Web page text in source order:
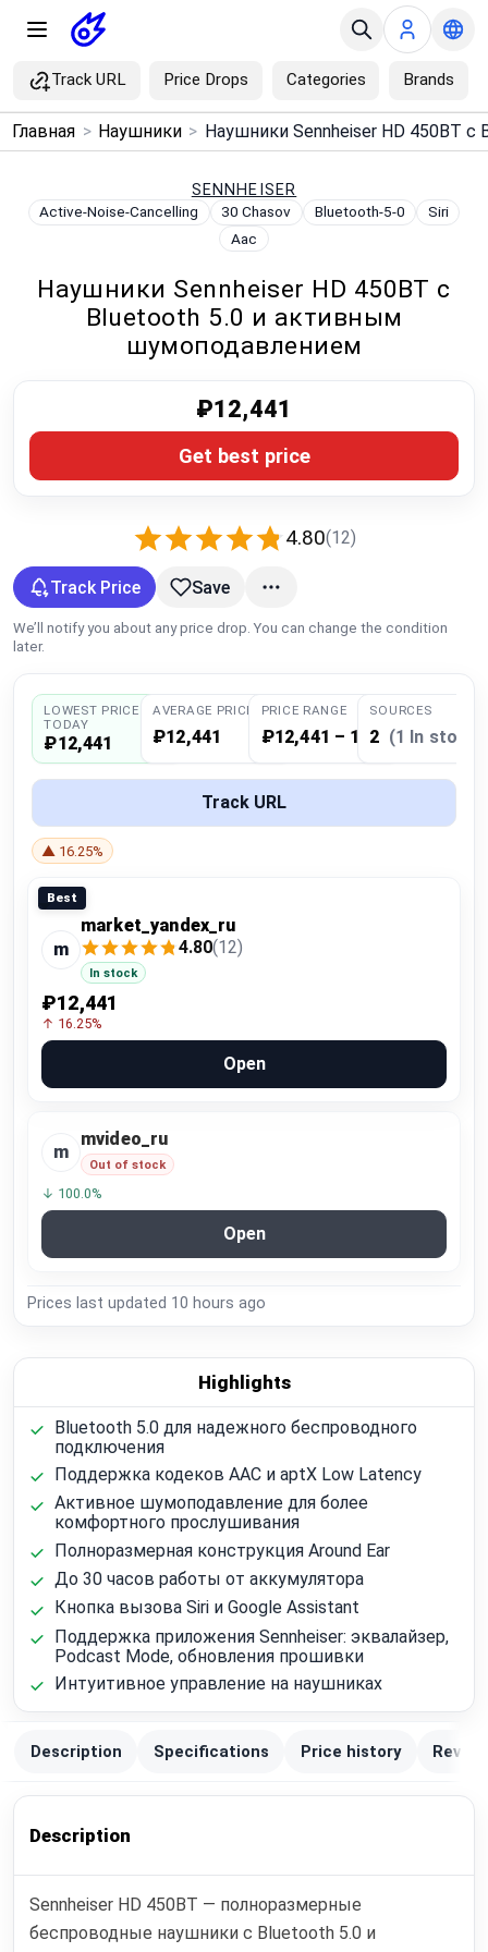
Track URL Price Drops Categories Brands
Menu ×
Home
Price Drops
Brands
Blog
Compare
Plans & Pricing
Log in
Главная > Наушники >
SENNHEISER
Active-Noise-Cancelling 30 Chasov Bluetooth-5-0
Siri
Aac
Наушники Sennheiser HD 450BT с
Bluetooth 5.0 и активным
шумоподавлением
4.80(12)
₽12,441
Get best price
Track Price Save
We’ll notify you about any price drop. You can change the condition
later.
LOWEST PRICE
TODAY
₽12,441
AVERAGE PRICE
₽12,441
PRICE RANGE
₽12,441 – 12,441
SOURCES
2 (1 In stock)
Track URL
▲ 16.25%
Best
m
market_yandex_ru
4.80(12)
In stock
₽12,441
↑ 16.25%
Open
m
mvideo_ru
Out of stock
↓ 100.0%
Open
Prices last updated 10 hours ago
Highlights
Bluetooth 5.0 для надежного беспроводного
подключения
Поддержка кодеков AAC и aptX Low Latency
Активное шумоподавление для более
комфортного прослушивания
Полноразмерная конструкция Around Ear
До 30 часов работы от аккумулятора
Кнопка вызова Siri и Google Assistant
Поддержка приложения Sennheiser: эквалайзер,
Podcast Mode, обновления прошивки
Интуитивное управление на наушниках
Description Specifications Price history
Description
Sennheiser HD 450BT — полноразмерные
беспроводные наушники с Bluetooth 5.0 и